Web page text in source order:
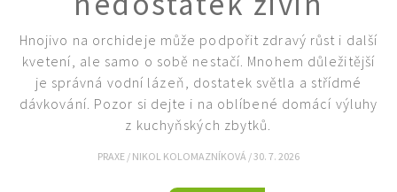
Hnojivo na orchideje může podpořit zdravý růst i další
kvetení, ale samo o sobě nestačí. Mnohem důležitější
je správná vodní lázeň, dostatek světla a střídmé
dávkování. Pozor si dejte i na oblíbené domácí výluhy
z kuchyňských zbytků.
PRAXE / NIKOL KOLOMAZNÍKOVÁ /30. 7. 2026